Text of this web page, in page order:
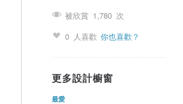
被欣賞 1,780 次
0 人喜歡 你也喜歡？
更多設計櫥窗
最愛